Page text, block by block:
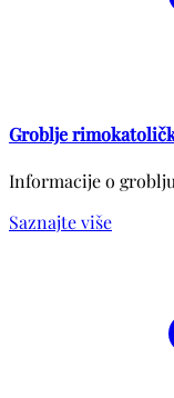
Groblje
Informacije o
Saznajte više